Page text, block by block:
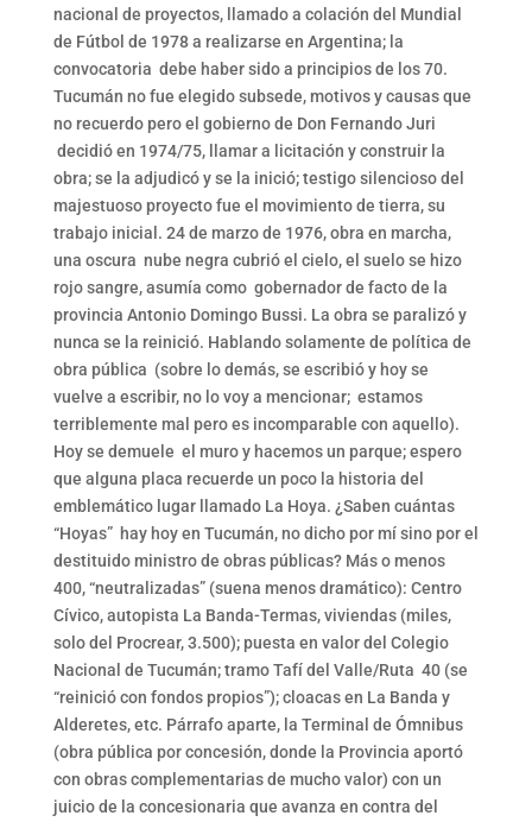
nacional de proyectos, llamado a colación del Mundial
de Fútbol de 1978 a realizarse en Argentina; la
convocatoria debe haber sido a principios de los 70.
Tucumán no fue elegido subsede, motivos y causas que
no recuerdo pero el gobierno de Don Fernando Juri
decidió en 1974/75, llamar a licitación y construir la
obra; se la adjudicó y se la inició; testigo silencioso del
majestuoso proyecto fue el movimiento de tierra, su
trabajo inicial. 24 de marzo de 1976, obra en marcha,
una oscura nube negra cubrió el cielo, el suelo se hizo
rojo sangre, asumía como gobernador de facto de la
provincia Antonio Domingo Bussi. La obra se paralizó y
nunca se la reinició. Hablando solamente de política de
obra pública (sobre lo demás, se escribió y hoy se
vuelve a escribir, no lo voy a mencionar; estamos
terriblemente mal pero es incomparable con aquello).
Hoy se demuele el muro y hacemos un parque; espero
que alguna placa recuerde un poco la historia del
emblemático lugar llamado La Hoya. ¿Saben cuántas
“Hoyas” hay hoy en Tucumán, no dicho por mí sino por el
destituido ministro de obras públicas? Más o menos
400, “neutralizadas” (suena menos dramático): Centro
Cívico, autopista La Banda-Termas, viviendas (miles,
solo del Procrear, 3.500); puesta en valor del Colegio
Nacional de Tucumán; tramo Tafí del Valle/Ruta 40 (se
“reinició con fondos propios”); cloacas en La Banda y
Alderetes, etc. Párrafo aparte, la Terminal de Ómnibus
(obra pública por concesión, donde la Provincia aportó
con obras complementarias de mucho valor) con un
juicio de la concesionaria que avanza en contra del